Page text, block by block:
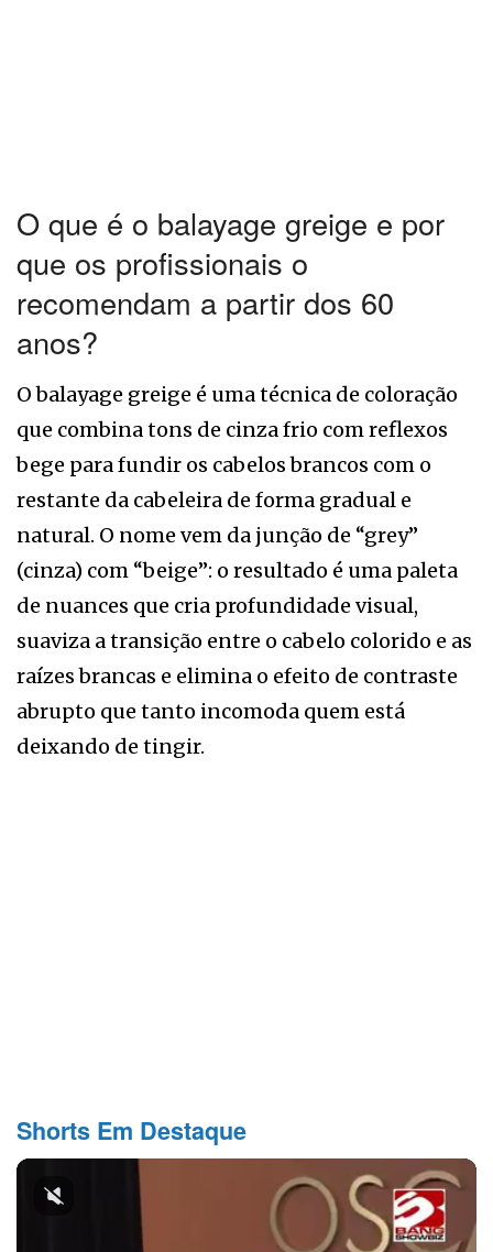
O que é o balayage greige e por
que os profissionais o
recomendam a partir dos 60
anos?
O balayage greige é uma técnica de coloração
que combina tons de cinza frio com reflexos
bege para fundir os cabelos brancos com o
restante da cabeleira de forma gradual e
natural. O nome vem da junção de “grey”
(cinza) com “beige”: o resultado é uma paleta
de nuances que cria profundidade visual,
suaviza a transição entre o cabelo colorido e as
raízes brancas e elimina o efeito de contraste
abrupto que tanto incomoda quem está
deixando de tingir.
Shorts Em Destaque